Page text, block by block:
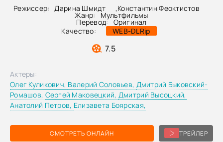
Режиссер:
Дарина Шмидт ,Константин Феоктистов
Жанр: Мультфильмы
Перевод: Оригинал
Качество:
WEB-DLRip
7.5
СМОТРЕТЬ ОНЛАЙН ТРЕЙЛЕР
Актеры:
Олег Куликович, Валерий Соловьев, Дмитрий Быковский-
Ромашов, Сергей Маковецкий, Дмитрий Высоцкий,
Анатолий Петров, Елизавета Боярская,